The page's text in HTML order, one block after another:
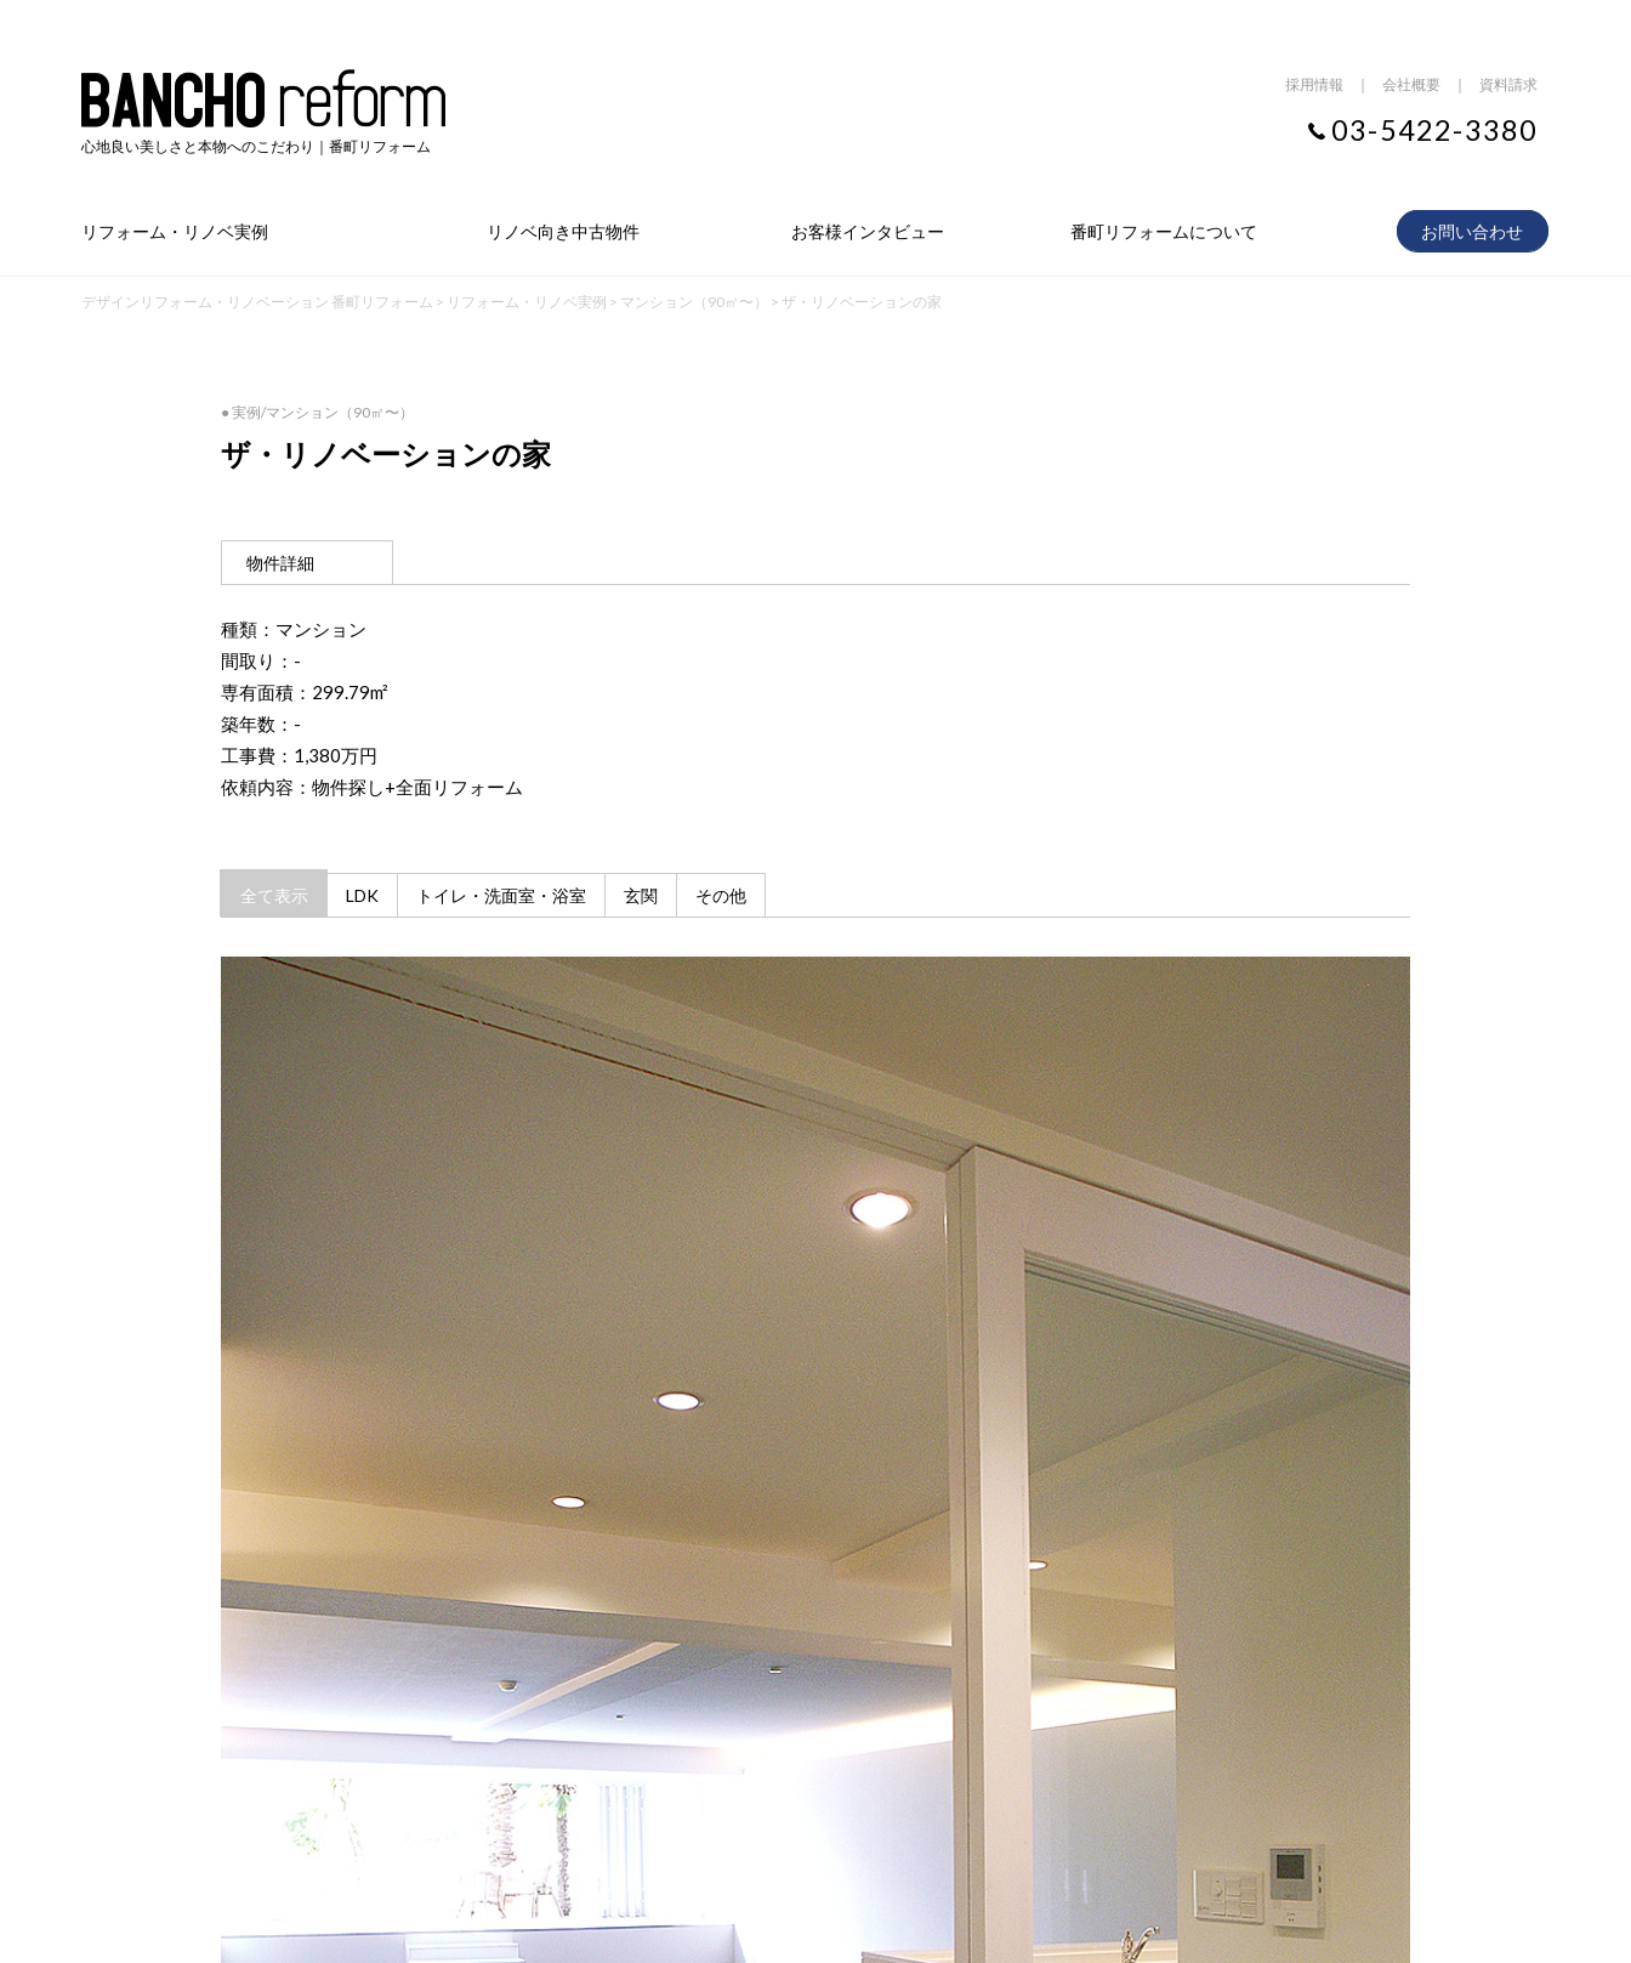
心地良い美しさと本物へのこだわり｜番町リフォーム
採用情報 ｜ 会社概要 ｜ 資料請求
03-5422-3380
リフォーム・リノベ実例 リノベ向き中古物件 お客様インタビュー 番町リフォームについて お問い合わせ
デザインリフォーム・リノベーション 番町リフォーム > リフォーム・リノベ実例 > マンション（90㎡〜） >ザ・リノベーションの家
● 実例/マンション（90㎡〜）
ザ・リノベーションの家
物件詳細
種類：マンション
間取り：-
専有面積：299.79m²
築年数：-
工事費：1,380万円
依頼内容：物件探し+全面リフォーム
全て表示 LDK トイレ・洗面室・浴室 玄関 その他